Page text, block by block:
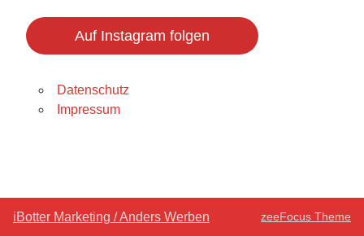
Auf Instagram folgen
Datenschutz
Impressum
iBotter Marketing / Anders Werben zeeFocus Theme